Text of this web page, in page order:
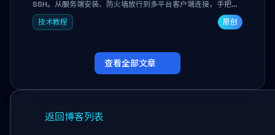
SSH。从服务端安装、防火墙放行到多平台客户端连接，手把手
带你掌握本地回显、连接漫游与断线自动恢复等核心功能。彻底
解决高铁、移动网络等弱网场景下 SSH 频繁掉线、会话丢失的痛
技术教程 原创
查看全部文章
返回博客列表